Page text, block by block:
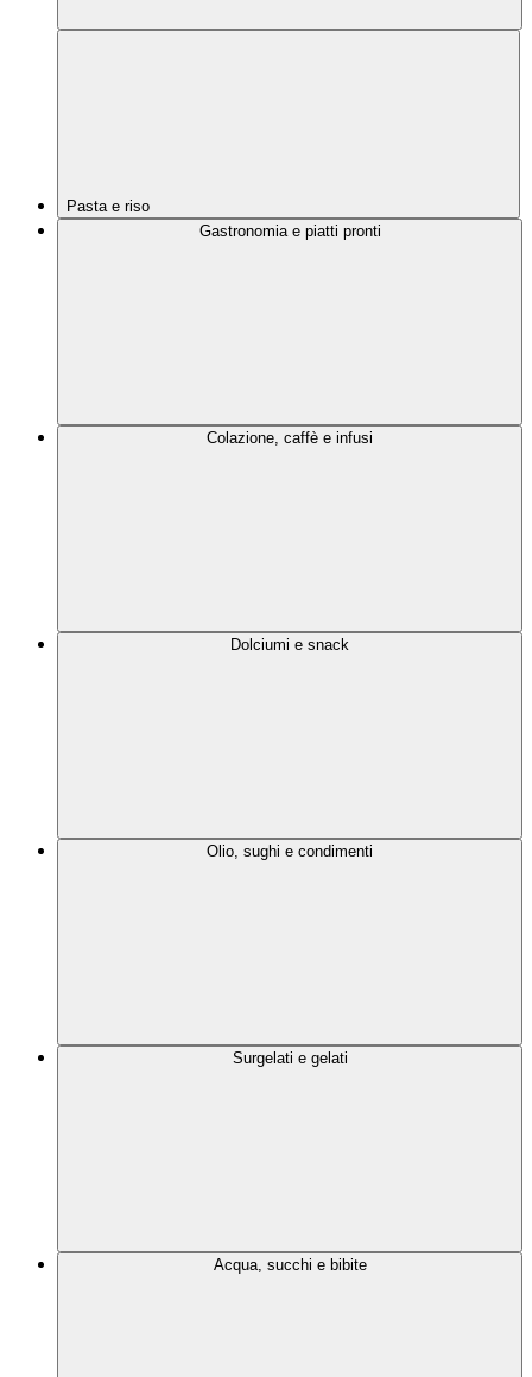
Pasta e riso
Gastronomia e piatti pronti
Colazione, caffè e infusi
Dolciumi e snack
Olio, sughi e condimenti
Surgelati e gelati
Acqua, succhi e bibite